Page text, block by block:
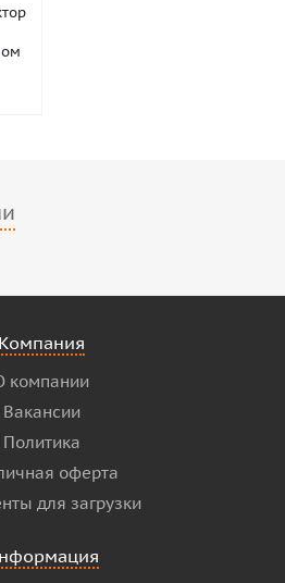
Компания
компании
Вакансии
Политика
оферта
для загрузки